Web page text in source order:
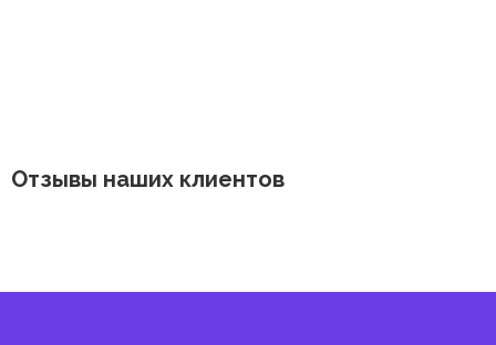
Отзывы наших клиентов